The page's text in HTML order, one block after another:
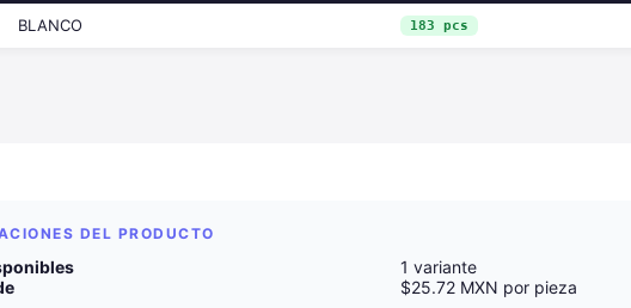
BLANCO 183 pcs
DEL PRODUCTO
1 variante
$25.72 MXN por pieza